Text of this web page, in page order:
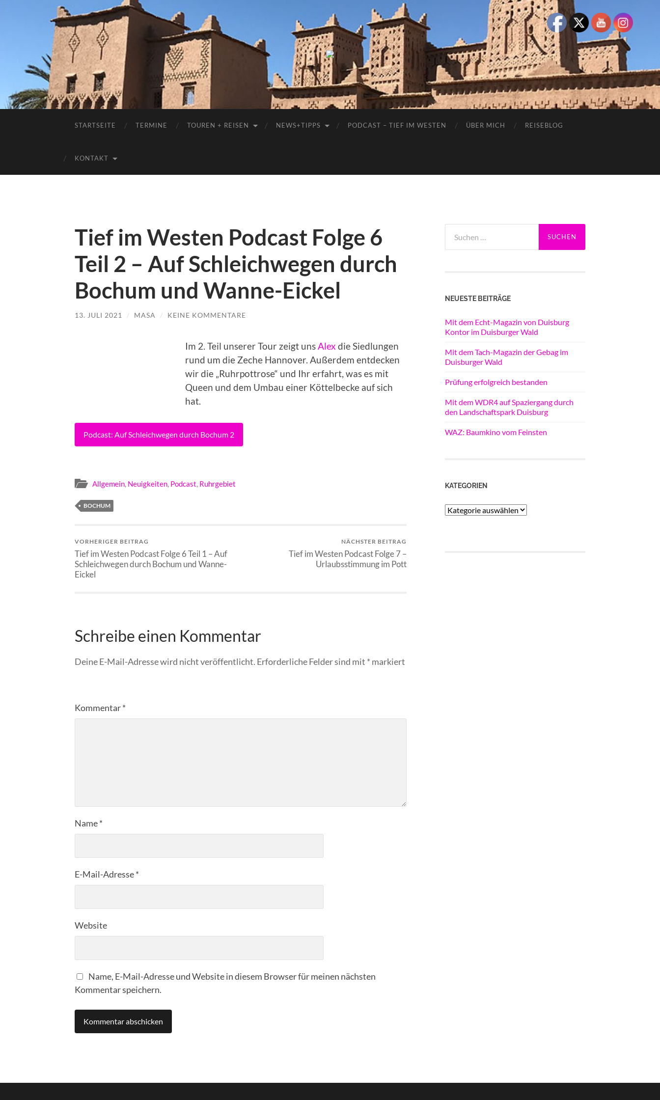
Manu-
to-
go
STARTSEITE TERMINE TOUREN + REISEN NEWS+TIPPS PODCAST – TIEF IM WESTEN ÜBER MICH REISEBLOG
KONTAKT
Tief im Westen Podcast Folge 6
Teil 2 – Auf Schleichwegen durch
Bochum und Wanne-Eickel
13. JULI 2021 / MASA / KEINE KOMMENTARE
Im 2. Teil unserer Tour zeigt uns Alex die Siedlungen
rund um die Zeche Hannover. Außerdem entdecken
wir die „Ruhrpottrose“ und Ihr erfahrt, was es mit
Queen und dem Umbau einer Köttelbecke auf sich
hat.
Podcast: Auf Schleichwegen durch Bochum 2
Allgemein, Neuigkeiten, Podcast, Ruhrgebiet
BOCHUM
VORHERIGER BEITRAG
Tief im Westen Podcast Folge 6 Teil 1 – Auf
Schleichwegen durch Bochum und Wanne-
Eickel
NÄCHSTER BEITRAG
Tief im Westen Podcast Folge 7 –
Urlaubsstimmung im Pott
Schreibe einen Kommentar
Deine E-Mail-Adresse wird nicht veröffentlicht. Erforderliche Felder sind mit * markiert
Kommentar*
Name*
E-Mail-Adresse*
Website
Name, E-Mail-Adresse und Website in diesem Browser für meinen nächsten
Kommentar speichern.
nach:
NEUESTE BEITRÄGE
Mit dem Echt-Magazin von Duisburg
Kontor im Duisburger Wald
Mit dem Tach-Magazin der Gebag im
Duisburger Wald
Prüfung erfolgreich bestanden
Mit dem WDR4 auf Spaziergang durch
den Landschaftspark Duisburg
WAZ: Baumkino vom Feinsten
KATEGORIEN
Kategorien